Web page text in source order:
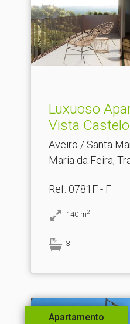
Luxuoso
Vista Castelo
Aveiro / Santa
Maria da Feira,
Ref: 0781F - F
140 m2
3
Apartamento